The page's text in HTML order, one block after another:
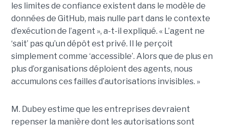
les limites de confiance existent dans le modèle de
données de GitHub, mais nulle part dans le contexte
d’exécution de l’agent », a-t-il expliqué. « L’agent ne
‘sait’ pas qu’un dépôt est privé. Il le perçoit
simplement comme ‘accessible’. Alors que de plus en
plus d’organisations déploient des agents, nous
accumulons ces failles d’autorisations invisibles. »
M. Dubey estime que les entreprises devraient
repenser la manière dont les autorisations sont